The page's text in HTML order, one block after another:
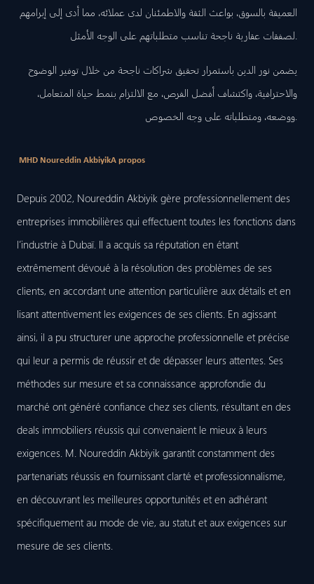
العميقة بالسوق، بواعث الثقة والاطمئنان لدى عملائه، مما أدى إلى إبرامهم
يضمن نور الدين باستمرار تحقيق شراكات ناجحة من خلال توفير الوضوح
والاحترافية، واكتشاف أفضل الفرص، مع الالتزام بنمط حياة المتعامل،
MHD Noureddin AkbiyikA propos
Depuis 2002, Noureddin Akbiyik gère professionnellement des
entreprises immobilières qui effectuent toutes les fonctions dans
l’industrie à Dubaï. Il a acquis sa réputation en étant
extrêmement dévoué à la résolution des problèmes de ses
clients, en accordant une attention particulière aux détails et en
lisant attentivement les exigences de ses clients. En agissant
ainsi, il a pu structurer une approche professionnelle et précise
qui leur a permis de réussir et de dépasser leurs attentes. Ses
méthodes sur mesure et sa connaissance approfondie du
marché ont généré confiance chez ses clients, résultant en des
deals immobiliers réussis qui convenaient le mieux à leurs
exigences. M. Noureddin Akbiyik garantit constamment des
partenariats réussis en fournissant clarté et professionnalisme,
en découvrant les meilleures opportunités et en adhérant
spécifiquement au mode de vie, au statut et aux exigences sur
mesure de ses clients.